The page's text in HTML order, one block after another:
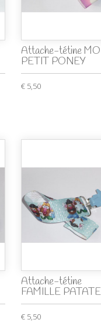
Attache-tétine
PETIT PONEY
€ 5,50
Attache-tétine
FAMILLE PATATE
€ 5,50